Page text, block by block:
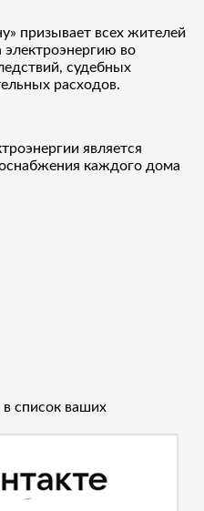
призывает всех жителей
электроэнергию во
судебных
расходов.
является
каждого дома
список ваших